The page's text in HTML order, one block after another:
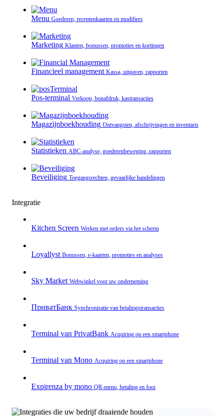
Menu Goederen, receptenkaarten en modifiers
Marketing Klanten, bonussen, promoties en kortingen
Financieel management Kassa, uitgaven, rapporten
Pos-terminal Verkoop, bonafdruk, kastransacties
Magazijnboekhouding Ontvangsten, afschrijvingen en inventaris
Statistieken ABC-analyse, goederenbeweging, rapporten
Beveiliging Toegangsrechten, gevaarlijke handelingen
Integratie
Kitchen Screen Werken met orders via het scherm
Loyallyst Bonussen, e‑kaarten, promoties en analyses
Sky Market Webwinkel voor uw onderneming
ПриватБанк Synchronisatie van betalingstransacties
Terminal van PrivatBank Acquiring op een smartphone
Terminal van Mono Acquiring op een smartphone
Expirenza by mono QR‑menu, betaling en fooi